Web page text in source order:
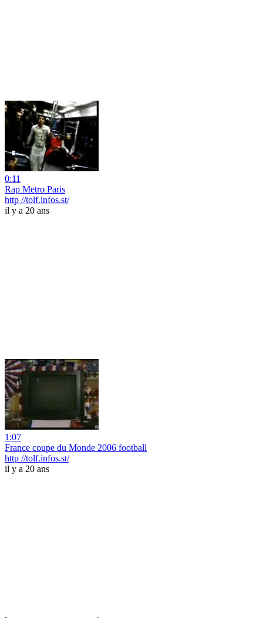
0:11
Rap Metro Paris
http //tolf.infos.st/
il y a 20 ans
1:07
France coupe du Monde 2006 football
http //tolf.infos.st/
il y a 20 ans